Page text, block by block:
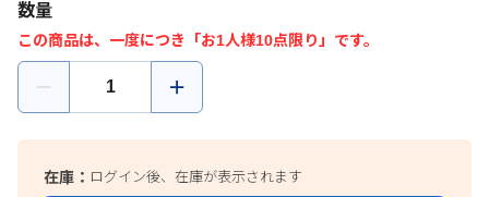
数量
この商品は、一度につき「お1人様10点限り」です。
在庫： ログイン後、在庫が表示されます